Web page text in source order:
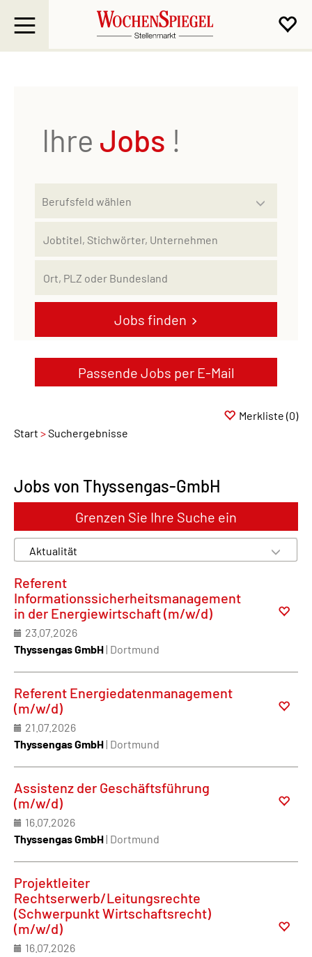
Passende Jobs per E-Mail
Ihre Jobs !
Jobs finden
Start Suchergebnisse
Merkliste (0)
Jobs von Thyssengas-GmbH
Grenzen Sie Ihre Suche ein
Referent
Informationssicherheitsmanagement
in der Energiewirtschaft (m/w/d)
23.07.2026
Thyssengas GmbH| Dortmund
Referent Energiedatenmanagement
(m/w/d)
21.07.2026
Thyssengas GmbH| Dortmund
Assistenz der Geschäftsführung
(m/w/d)
16.07.2026
Thyssengas GmbH| Dortmund
Projektleiter
Rechtserwerb/Leitungsrechte
(Schwerpunkt Wirtschaftsrecht)
(m/w/d)
16.07.2026